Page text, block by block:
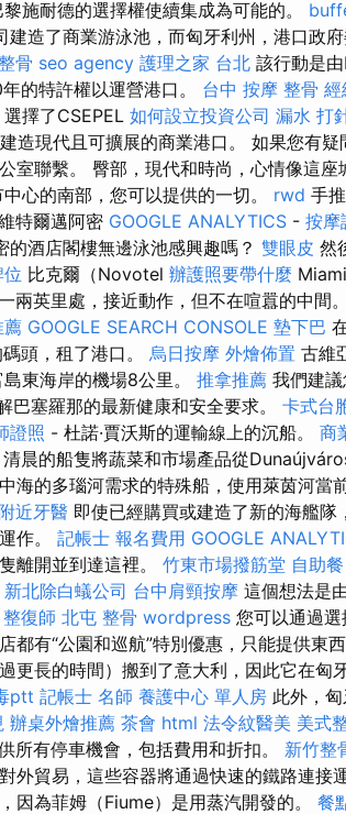
施耐德的選擇權使續集成為可能的。
建造了商業游泳池，而匈牙利州，港口政
骨 seo agency 護理之家 台北 該行動是
的特許權以運營港口。 台中 按摩 整骨 經
擇了CSEPEL 如何設立投資公司 漏水 打
造現代且可擴展的商業港口。 如果您有疑
室聯繫。 臀部，現代和時尚，心情像這座
心的南部，您可以提供的一切。 rwd 手
特爾邁阿密 GOOGLE ANALYTICS - 按摩
酒店閣樓無邊泳池感興趣嗎？ 雙眼皮 然
位 比克爾（Novotel 辦護照要帶什麼
兩英里處，接近動作，但不在喧囂的中間
薦 GOOGLE SEARCH CONSOLE 墊下巴
頭，租了港口。 烏日按摩 外燴佈置 古維
東海岸的機場8公里。 推拿推薦 我們建
塞羅那的最新健康和安全要求。 卡式台
證照 - 杜諾·賈沃斯的運輸線上的沉船。 商
清晨的船隻將蔬菜和市場產品從
海的多瑙河需求的特殊船，使用萊茵河當
附近牙醫 即使已經購買或建造了新的海艦隊
作。 記帳士 報名費用 GOOGLE
離開並到達這裡。 竹東市場撥筋堂 自助餐
新北除白蟻公司 台中肩頸按摩 這個想法是
整復師 北屯 整骨 wordpress 您可以通過
都有“公園和巡航”特別優惠，只能提供東
更長的時間）搬到了意大利，因此它在匈
ptt 記帳士 名師 養護中心 單人房 此外，
辦桌外燴推薦 茶會 html 法令紋醫美 美式
所有停車機會，包括費用和折扣。 新竹整
外貿易，這些容器將通過快速的鐵路連接
因為菲姆（Fiume）是用蒸汽開發的。 餐